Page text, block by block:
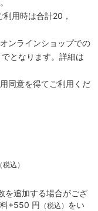
用時は合計20，
ンラインショップでの
となります。詳細は
同意を得てご利用くだ
（税込）
を追加する場合がござ
+550 円 （税込） をい